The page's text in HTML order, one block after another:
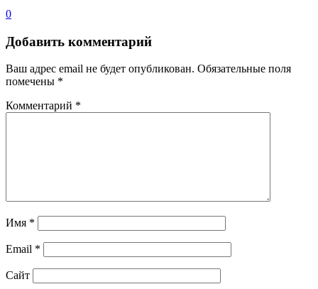
0
Добавить комментарий
Ваш адрес email не будет опубликован. Обязательные поля
помечены *
Комментарий *
Имя *
Email *
Сайт